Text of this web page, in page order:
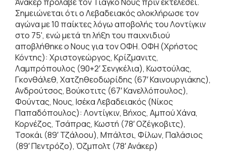
Σημειώνεται ότι ο Λεβαδειακός ολοκλήρωσε τον
αγώνα με 10 παίκτες λόγω αποβολής του Λοντίγκιν
στο 75', ενώ μετά τη λήξη του παιχνιδιού
αποβλήθηκε ο Νους για τον ΟΦΗ. ΟΦΗ (Χρήστος
Κόντης): Χριστογεώργος, Κρίζμανιτς,
Λαμπρόπουλος (90+2′ Σενγκέλια), Κωστούλας,
Γκονθάλεθ, Χατζηθεοδωρίδης (67′ Καινουργιάκης),
Ανδρούτσος, Βούκοτιτς (67′ Κανελλόπουλος),
Φούντας, Νους, Ισέκα Λεβαδειακός (Νίκος
Παπαδόπουλος): Λοντίγκιν, Βήχος, Αμπού Χάνα,
Κορνέζος, Τσάπρας, Κωστή (78′ Οζέγκοβιτς),
Τσοκάι (89′ Τζάλοου), Μπάλτσι, Φίλων, Παλάσιος
(89′ Πεντρόζο), Όζμπολτ (78′ Ανάκερ)